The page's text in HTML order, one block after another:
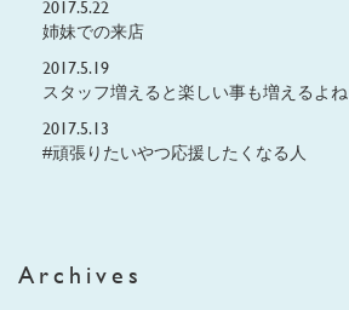
2017.5.22
姉妹での来店
2017.5.19
スタッフ増えると楽しい事も増えるよね
2017.5.13
#頑張りたいやつ応援したくなる人
Archives